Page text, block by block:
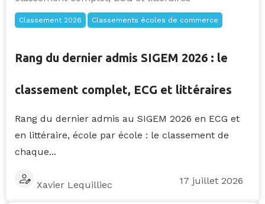
Classement 2026 Classements écoles de commerce
Rang du dernier admis SIGEM 2026 : le
classement complet, ECG et littéraires
Rang du dernier admis au SIGEM 2026 en ECG et
en littéraire, école par école : le classement de
chaque...
Xavier Lequilliec 17 juillet 2026